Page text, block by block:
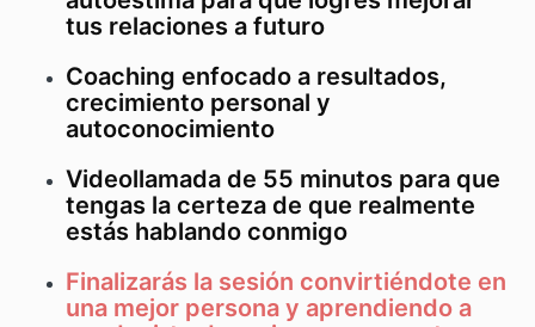
tus relaciones a futuro
Coaching enfocado a resultados,
crecimiento personal y
autoconocimiento
Videollamada de 55 minutos para que
tengas la certeza de que realmente
estás hablando conmigo
Finalizarás la sesión convirtiéndote en
una mejor persona y aprendiendo a